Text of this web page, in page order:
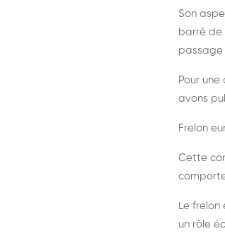
Son
barré de
passage
Pour
avons
Frelon
Cette
Le frelon
un rôle